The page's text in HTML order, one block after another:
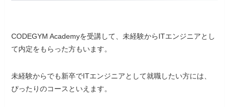
CODEGYM Academyを受講して、未経験からITエンジニアとし
て内定をもらった方もいます。
未経験からでも新卒でITエンジニアとして就職したい方には、
ぴったりのコースといえます。